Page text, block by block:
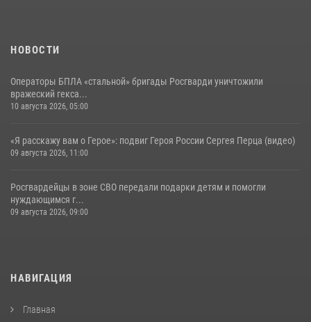
НОВОСТИ
Операторы БПЛА «стальной» бригады Росгварди уничтожили
вражеский гекса...
10 августа 2026, 05:00
«Я расскажу вам о Герое»: подвиг Героя России Сергея Перца (видео)
09 августа 2026, 11:00
Росгвардейцы в зоне СВО передали подарки детям и помогли
нуждающимся г...
09 августа 2026, 09:00
НАВИГАЦИЯ
Главная